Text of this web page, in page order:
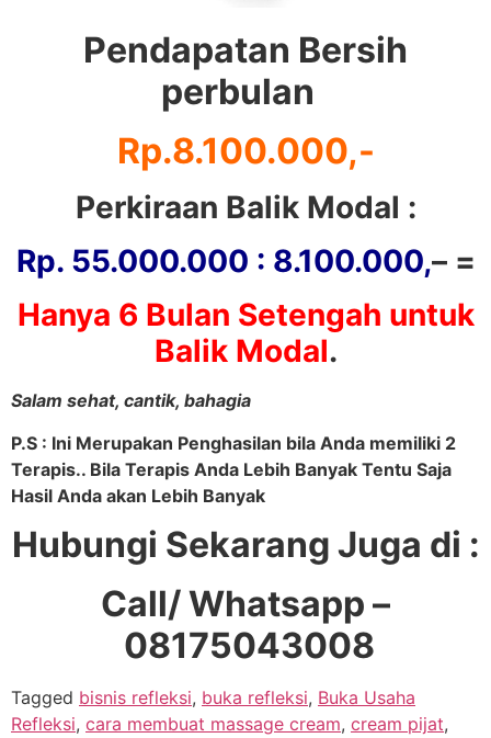
Pendapatan Bersih
perbulan
Rp.8.100.000,-
Perkiraan Balik Modal :
Rp. 55.000.000 : 8.100.000,– =
Hanya 6 Bulan Setengah untuk
Balik Modal.
Salam sehat, cantik, bahagia
P.S : Ini Merupakan Penghasilan bila Anda memiliki 2
Terapis.. Bila Terapis Anda Lebih Banyak Tentu Saja
Hasil Anda akan Lebih Banyak
Hubungi Sekarang Juga di :
Call/ Whatsapp –
08175043008
Tagged bisnis refleksi, buka refleksi, Buka Usaha
Refleksi, cara membuat massage cream, cream pijat,